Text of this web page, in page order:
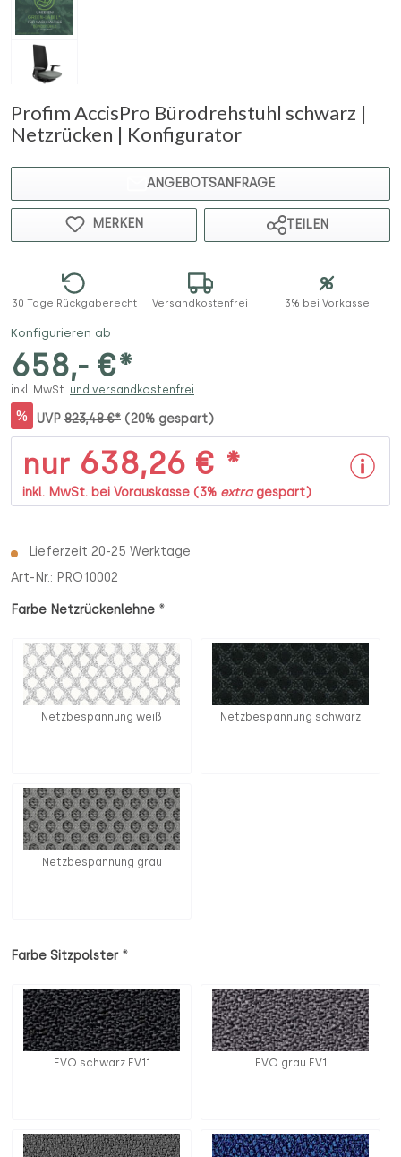
Profim AccisPro Bürodrehstuhl schwarz |
Netzrücken | Konfigurator
ANGEBOTSANFRAGE
MERKEN TEILEN
30 Tage Rückgaberecht Versandkostenfrei 3% bei Vorkasse
Konfigurieren ab
658,- €*
inkl. MwSt. und versandkostenfrei
% UVP 823,48 €* (20% gespart)
nur 638,26 € *
inkl. MwSt. bei Vorauskasse (3% extragespart)
Lieferzeit 20-25 Werktage
Art-Nr.: PRO10002
Farbe Netzrückenlehne *
Netzbespannung weiß Netzbespannung schwarz
Netzbespannung grau
Farbe Sitzpolster*
EVO schwarz EV11 EVO grau EV1